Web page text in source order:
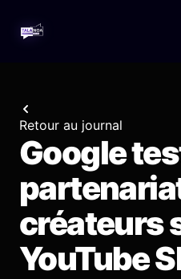
Retour au journal
Google
créateurs
YouTube